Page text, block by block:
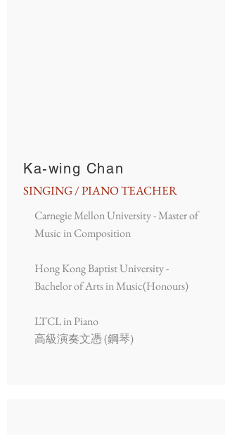
Ka-wing Chan
SINGING / PIANO TEACHER
Carnegie Mellon University - Master of
Music in Composition
Hong Kong Baptist University -
Bachelor of Arts in Music(Honours)
LTCL in Piano
高級演奏文憑 (鋼琴)